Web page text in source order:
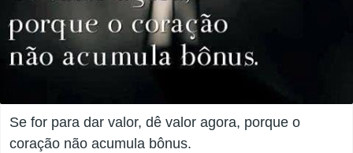
Se for para dar valor, dê valor agora, porque o
coração não acumula bônus.